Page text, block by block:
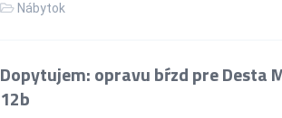
Nábytok
Dopytujem: opravu bŕzd pre Desta
12b